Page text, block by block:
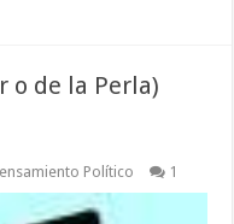
o de la Perla)
Político 1